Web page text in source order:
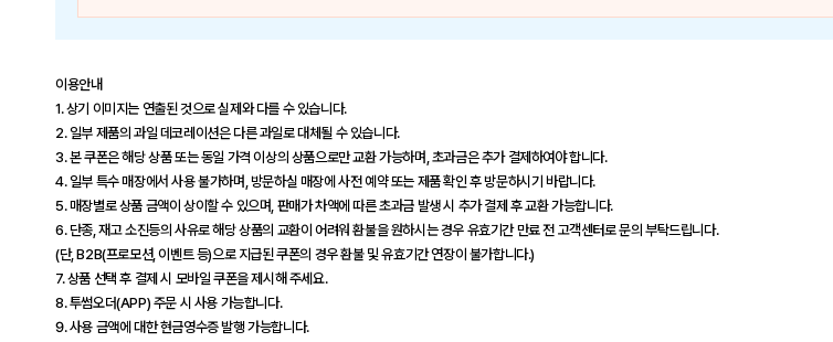
이용안내
1. 상기 이미지는 연출된 것으로 실제와 다를 수 있습니다.
2. 일부 제품의 과일 데코레이션은 다른 과일로 대체될 수 있습니다.
3. 본 쿠폰은 해당 상품 또는 동일 가격 이상의 상품으로만 교환 가능하며, 초과금은 추가 결제하여야 합니다.
4. 일부 특수 매장에서 사용 불가하며, 방문하실 매장에 사전 예약 또는 제품 확인 후 방문하시기 바랍니다.
5. 매장별로 상품 금액이 상이할 수 있으며, 판매가 차액에 따른 초과금 발생 시 추가 결제 후 교환 가능합니다.
6. 단종, 재고 소진등의 사유로 해당 상품의 교환이 어려워 환불을 원하시는 경우 유효기간 만료 전 고객센터로 문의 부탁드립니다.
(단, B2B(프로모션, 이벤트 등)으로 지급된 쿠폰의 경우 환불 및 유효기간 연장이 불가합니다.)
7. 상품 선택 후 결제 시 모바일 쿠폰을 제시해 주세요.
8. 투썸오더(APP) 주문 시 사용 가능합니다.
9. 사용 금액에 대한 현금영수증 발행 가능합니다.